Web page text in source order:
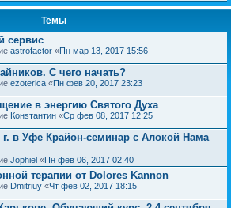
Темы
сервис
astrofactor «Пн мар 13, 2017 15:56
С чего начать?
ezoterica «Пн фев 20, 2017 23:23
в энергию Святого Духа
Конsтантин «Ср фев 08, 2017 12:25
г. в Уфе Крайон-семинар с Алокой Нама
Jophiel «Пн фев 06, 2017 02:40
терапии от Dolores Kannon
Dmitriuy «Чт фев 02, 2017 18:15